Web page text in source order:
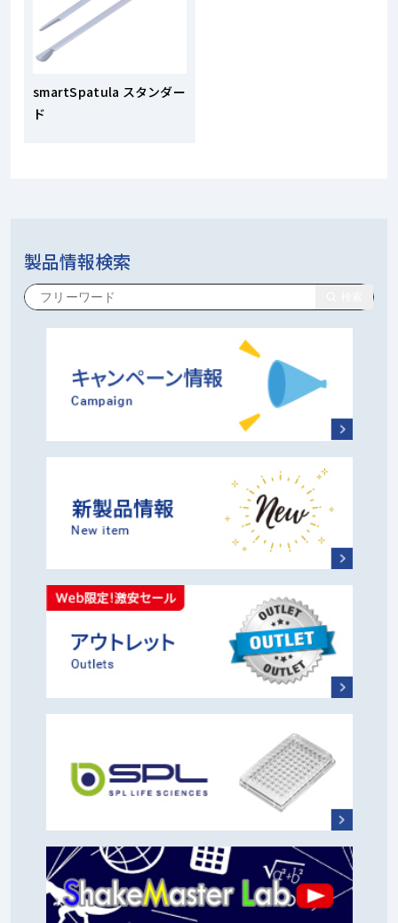
smartSpatula スタンダー
ド
製品情報検索